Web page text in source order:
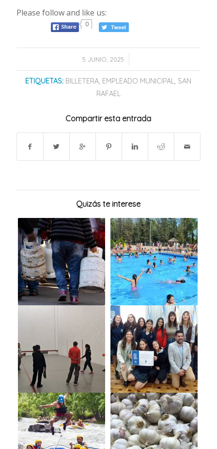
Please follow and like us:
0
5 JUNIO, 2025
/
ETIQUETAS: BILLETERA, EMPLEADO MUNICIPAL, SAN
RAFAEL
Compartir esta entrada
Quizás te interese